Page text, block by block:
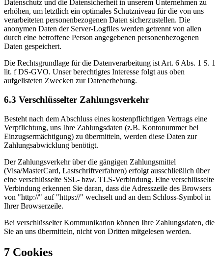
Datenschutz und die Datensicherheit in unserem Unternehmen zu
erhöhen, um letztlich ein optimales Schutzniveau für die von uns
verarbeiteten personenbezogenen Daten sicherzustellen. Die
anonymen Daten der Server-Logfiles werden getrennt von allen
durch eine betroffene Person angegebenen personenbezogenen
Daten gespeichert.
Die Rechtsgrundlage für die Datenverarbeitung ist Art. 6 Abs. 1 S. 1
lit. f DS-GVO. Unser berechtigtes Interesse folgt aus oben
aufgelisteten Zwecken zur Datenerhebung.
6.3 Verschlüsselter Zahlungsverkehr
Besteht nach dem Abschluss eines kostenpflichtigen Vertrags eine
Verpflichtung, uns Ihre Zahlungsdaten (z.B. Kontonummer bei
Einzugsermächtigung) zu übermitteln, werden diese Daten zur
Zahlungsabwicklung benötigt.
Der Zahlungsverkehr über die gängigen Zahlungsmittel
(Visa/MasterCard, Lastschriftverfahren) erfolgt ausschließlich über
eine verschlüsselte SSL- bzw. TLS-Verbindung. Eine verschlüsselte
Verbindung erkennen Sie daran, dass die Adresszeile des Browsers
von "http://" auf "https://" wechselt und an dem Schloss-Symbol in
Ihrer Browserzeile.
Bei verschlüsselter Kommunikation können Ihre Zahlungsdaten, die
Sie an uns übermitteln, nicht von Dritten mitgelesen werden.
7 Cookies